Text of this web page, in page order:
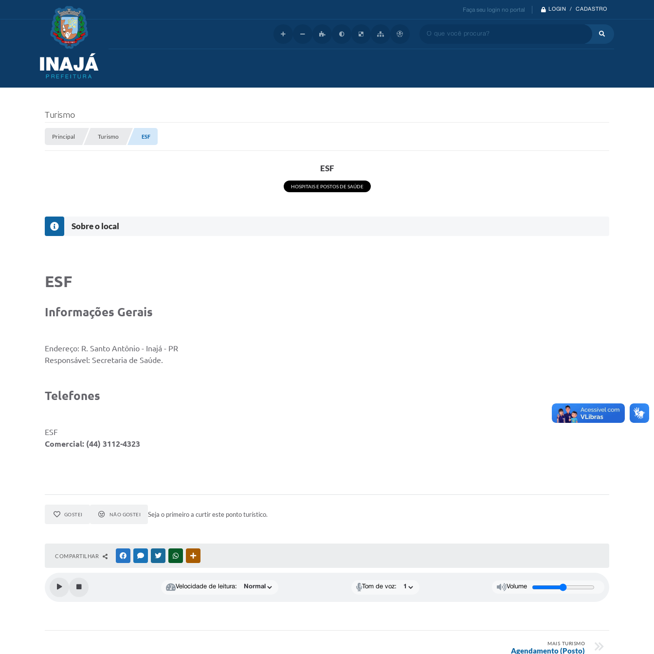
Faça seu login no portal LOGIN / CADASTRO
O que você procura?
Turismo
Principal Turismo ESF
ESF
HOSPITAIS E POSTOS DE SAÚDE
Sobre o local
ESF
Informações Gerais
Endereço: R. Santo Antônio - Inajá - PR
Responsável: Secretaria de Saúde.
Telefones
ESF
Comercial: (44) 3112-4323
GOSTEI NÃO GOSTEI Seja o primeiro a curtir este ponto turístico.
COMPARTILHAR FACEBOOKMESSENGER
TWITTERWHATSAPP
Velocidade de leitura: Tom de voz: Volume
MAIS TURISMO
Agendamento (Posto)